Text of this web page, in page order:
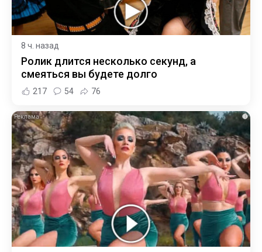
8 ч. назад
Ролик длится несколько секунд, а
смеяться вы будете долго
217 54 76
i